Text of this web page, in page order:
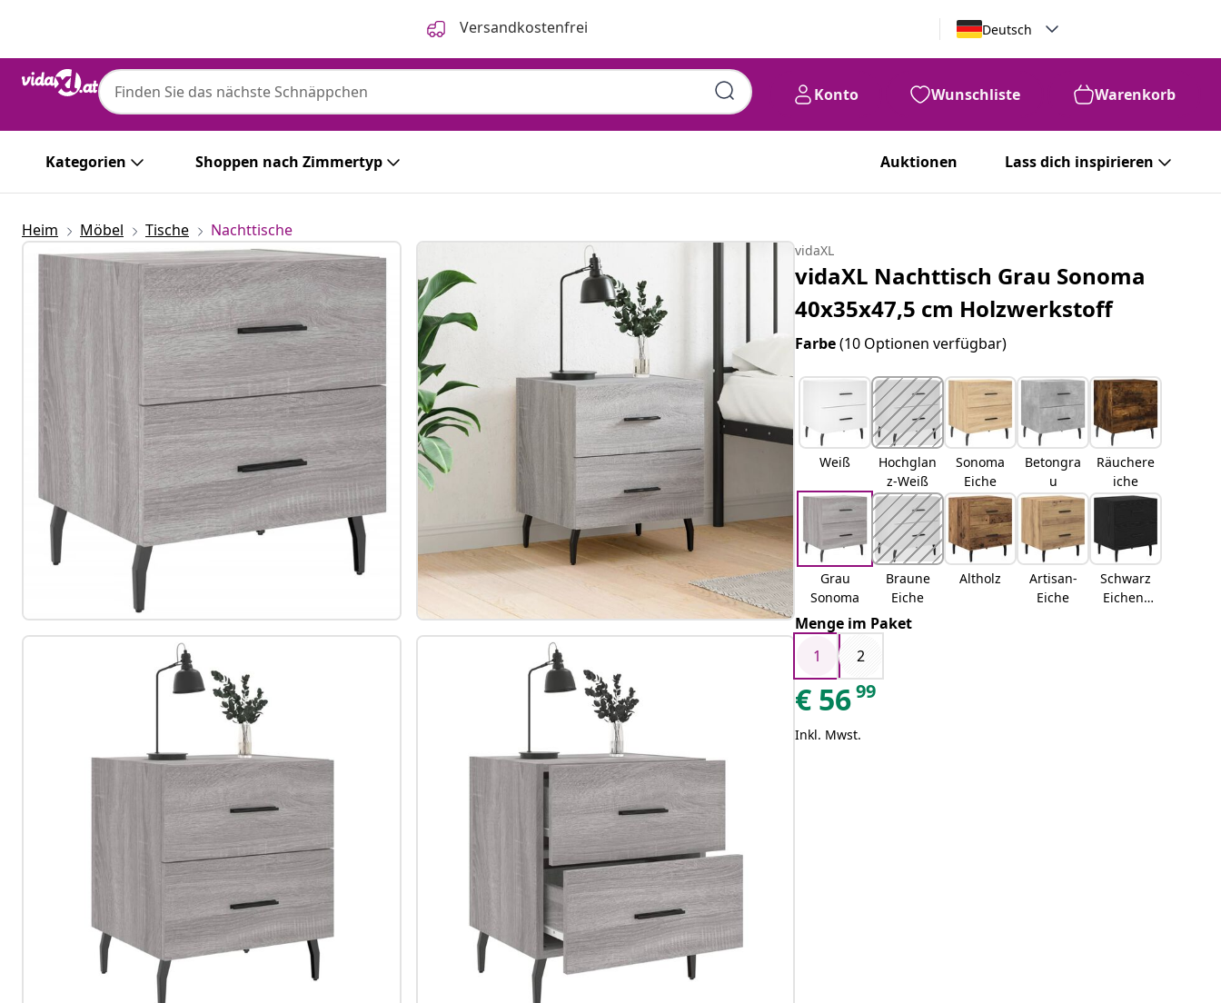
Versandkostenfrei Deutsch
Konto Wunschliste Warenkorb
Kategorien Shoppen nach Zimmertyp Auktionen Lass dich inspirieren
Heim Möbel Tische Nachttische
vidaXL
vidaXL Nachttisch Grau Sonoma
40x35x47,5 cm Holzwerkstoff
Farbe(10 Optionen verfügbar)
Weiß
Hochglan
z-Weiß
Sonoma
Eiche
Betongra
u
Räuchere
iche
Grau
Sonoma
Braune
Eiche
Altholz
Artisan-
Eiche
Schwarz
Eichen-
Menge im Paket
1
2
€ 5699
Inkl. Mwst.